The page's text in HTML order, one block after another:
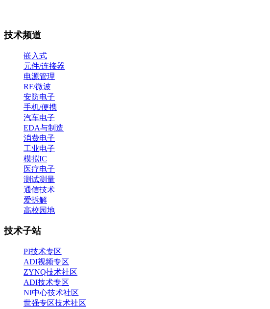
技术频道
嵌入式
元件/连接器
电源管理
RF/微波
安防电子
手机/便携
汽车电子
EDA与制造
消费电子
工业电子
模拟IC
医疗电子
测试测量
通信技术
爱拆解
高校园地
技术子站
PI技术专区
ADI视频专区
ZYNQ技术社区
ADI技术专区
NI中心技术社区
世强专区技术社区